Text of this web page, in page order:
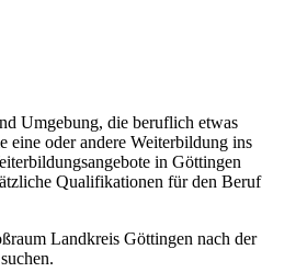
Umgebung, die beruflich etwas
eine oder andere Weiterbildung ins
in Göttingen
Qualifikationen für den Beruf
Landkreis Göttingen nach der